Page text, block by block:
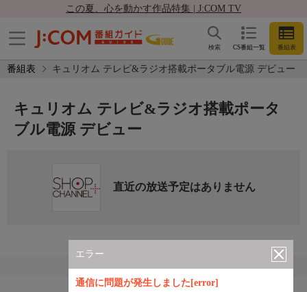
この夏、心を動かす作品特集 | J:COM TV
CS番組一覧 番組表
検索
番組表 キュリオム テレビ&ラジオ搭載ポータブル電源 デビュー
エラー
通信に問題が発生しました[error]
キュリオム テレビ&ラジオ搭載ポータ
ブル電源 デビュー
直近の放送予定はありません